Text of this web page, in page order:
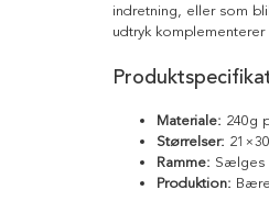
indretning, eller som
udtryk
Materiale: 240g
Størrelser:
Ramme: Sælges
Produktion: